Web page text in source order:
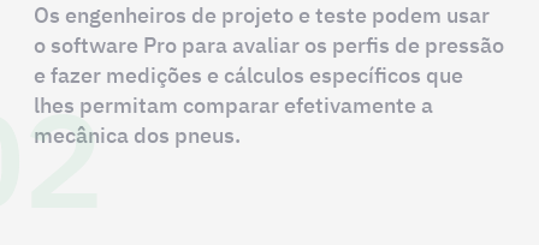
Os engenheiros de projeto e teste podem usar
o software Pro para avaliar os perfis de pressão
e fazer medições e cálculos específicos que
lhes permitam comparar efetivamente a
mecânica dos pneus.